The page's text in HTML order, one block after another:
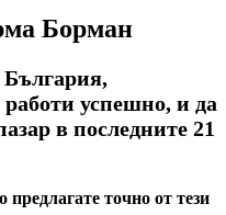
Борман
успешно, и да
в последните 21
точно от тези